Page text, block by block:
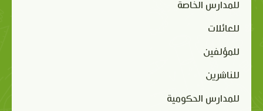
للمدارس الخاصة
للعائلات
للمؤلفين
للناشرين
للمدارس الحكومية